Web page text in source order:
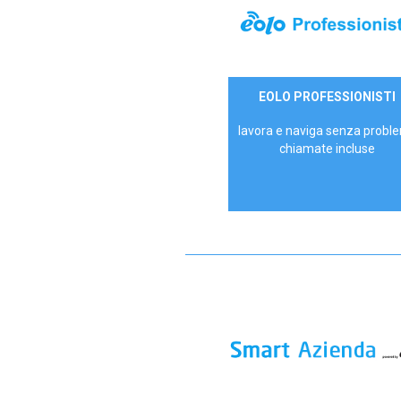
35,00 €/mese
EOLO PROFESSIONISTI
lavora e naviga senza
chiamate incluse